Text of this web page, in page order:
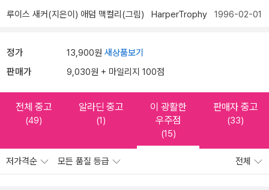
루이스 새커(지은이) 애덤 맥컬리(그림) HarperTrophy 1996-02-01
정가 13,900원 새상품보기
판매가 9,030원 + 마일리지 100점
전체 중고
(49)
알라딘 중고
(1)
이 광활한
우주점
(15)
판매자 중고
(33)
저가격순 모든 품질 등급 전체